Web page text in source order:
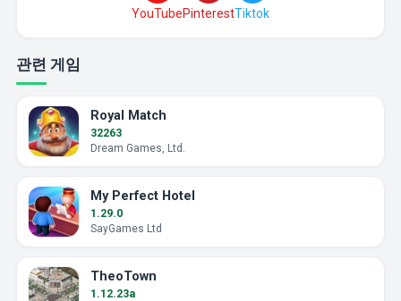
YouTubePinterestTiktok
관련 게임
Royal Match
32263
Dream Games, Ltd.
My Perfect Hotel
1.29.0
SayGames Ltd
TheoTown
1.12.23a